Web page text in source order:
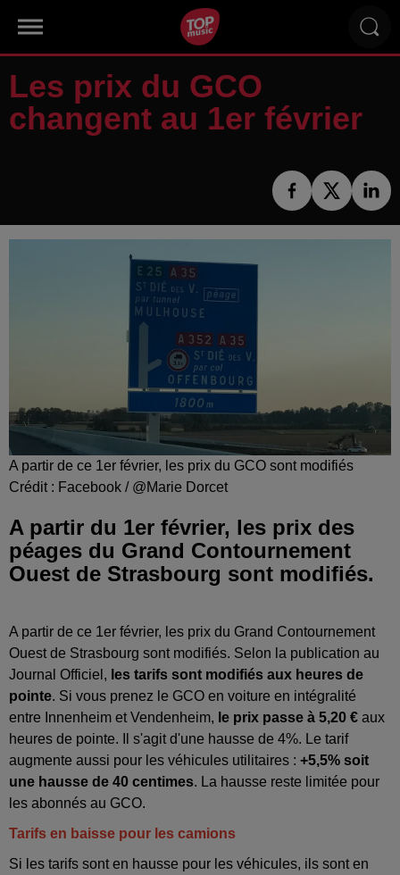
Les prix du GCO
changent au 1er février
A partir de ce 1er février, les prix du GCO sont modifiés
Crédit : Facebook / @Marie Dorcet
A partir du 1er février, les prix des
péages du Grand Contournement
Ouest de Strasbourg sont modifiés.
A partir de ce 1er février, les prix du Grand Contournement
Ouest de Strasbourg sont modifiés. Selon la publication au
Journal Officiel, les tarifs sont modifiés aux heures de
pointe. Si vous prenez le GCO en voiture en intégralité
entre Innenheim et Vendenheim, le prix passe à 5,20 € aux
heures de pointe. Il s'agit d'une hausse de 4%. Le tarif
augmente aussi pour les véhicules utilitaires : +5,5% soit
une hausse de 40 centimes. La hausse reste limitée pour
les abonnés au GCO.
Tarifs en baisse pour les camions
Si les tarifs sont en hausse pour les véhicules, ils sont en